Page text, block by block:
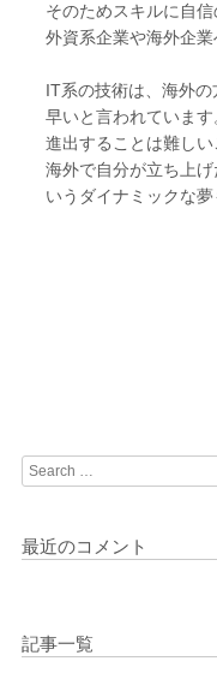
そのためスキルに自
外資系企業や海外企業
IT系の技術は、海外
早いと言われていま
進出することは難しい
海外で自分が立ち上
いうダイナミックな夢
Search
最近のコメント
記事一覧